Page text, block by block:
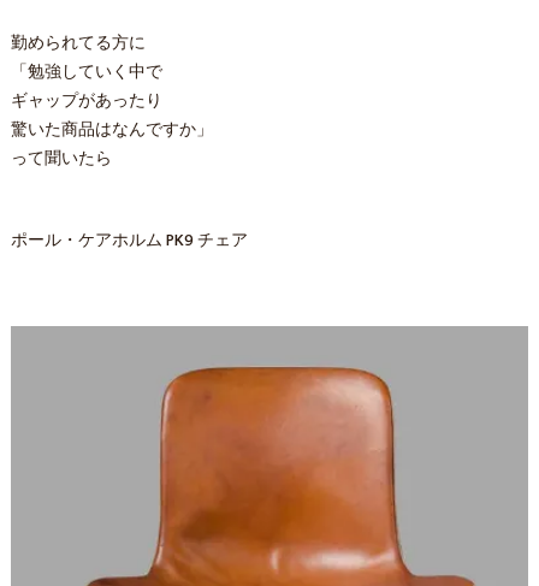
勤められてる方に
「勉強していく中で
ギャップがあったり
驚いた商品はなんですか」
って聞いたら
ポール・ケアホルム PK9 チェア